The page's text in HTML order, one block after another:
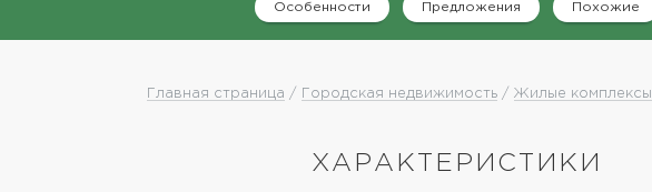
Особенности Предложения Похожие
Главная страница / Городская недвижимость/ Жилые комплексы
ХАРАКТЕРИСТИКИ